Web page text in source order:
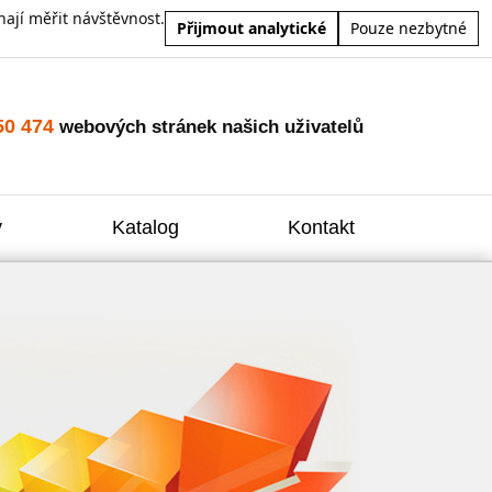
měřit návštěvnost.
Přijmout analytické Pouze nezbytné
474 webových stránek našich uživatelů
Katalog Kontakt